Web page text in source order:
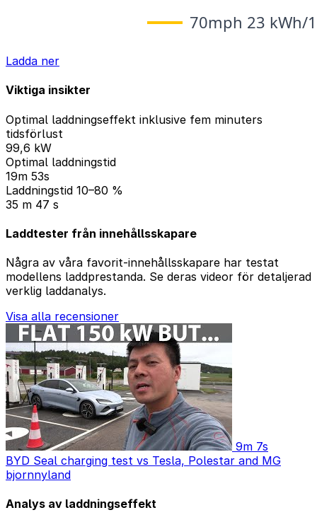
Ladda ner
Viktiga insikter
Optimal laddningseffekt inklusive fem minuters
tidsförlust
99,6 kW
Optimal laddningstid
19m 53s
Laddningstid 10–80 %
35 m 47 s
Laddtester från innehållsskapare
Några av våra favorit-innehållsskapare har testat
modellens laddprestanda. Se deras videor för detaljerad
verklig laddanalys.
Visa alla recensioner
9m 7s
BYD Seal charging test vs Tesla, Polestar and MG
bjornnyland
Analys av laddningseffekt